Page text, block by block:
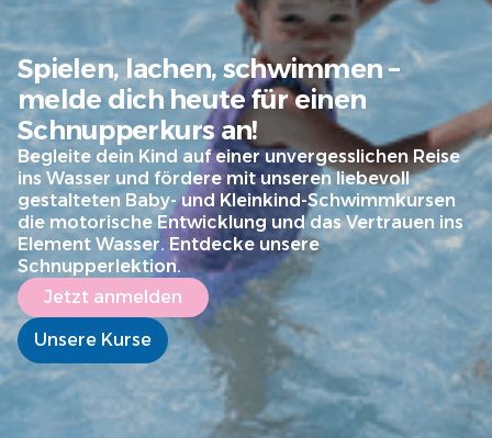
Spielen, lachen, schwimmen –
melde dich heute für einen
Schnupperkurs an!
Begleite dein Kind auf einer unvergesslichen Reise
ins Wasser und fördere mit unseren liebevoll
gestalteten Baby- und Kleinkind-Schwimmkursen
die motorische Entwicklung und das Vertrauen ins
Element Wasser. Entdecke unsere
Schnupperlektion.
Jetzt anmelden
Unsere Kurse